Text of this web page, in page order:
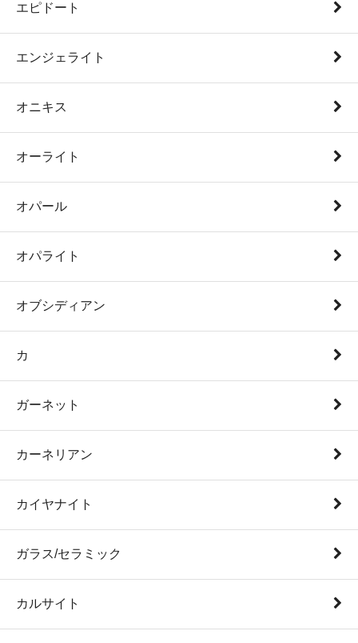
エピドート
エンジェライト
オニキス
オーライト
オパール
オパライト
オブシディアン
カ
ガーネット
カーネリアン
カイヤナイト
ガラス/セラミック
カルサイト